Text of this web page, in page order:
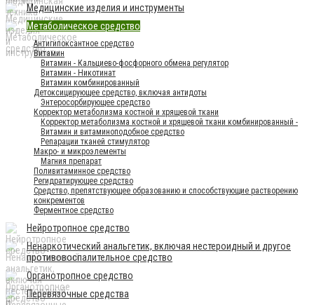
Медицинские изделия и инструменты
Метаболическое средство
Антигипоксантное средство
Витамин
Витамин - Кальциево-фосфорного обмена регулятор
Витамин - Никотинат
Витамин комбинированный
Детоксицирующее средство, включая антидоты
Энтеросорбирующее средство
Корректор метаболизма костной и хрящевой ткани
Корректор метаболизма костной и хрящевой ткани комбинированный -
Витамин и витаминоподобное средство
Репарации тканей стимулятор
Макро- и микроэлементы
Магния препарат
Поливитаминное средство
Регидратирующее средство
Средство, препятствующее образованию и способствующие растворению
конкрементов
Ферментное средство
Нейротропное средство
Ненаркотический анальгетик, включая нестероидный и другое
противовоспалительное средство
Органотропное средство
Перевязочные средства